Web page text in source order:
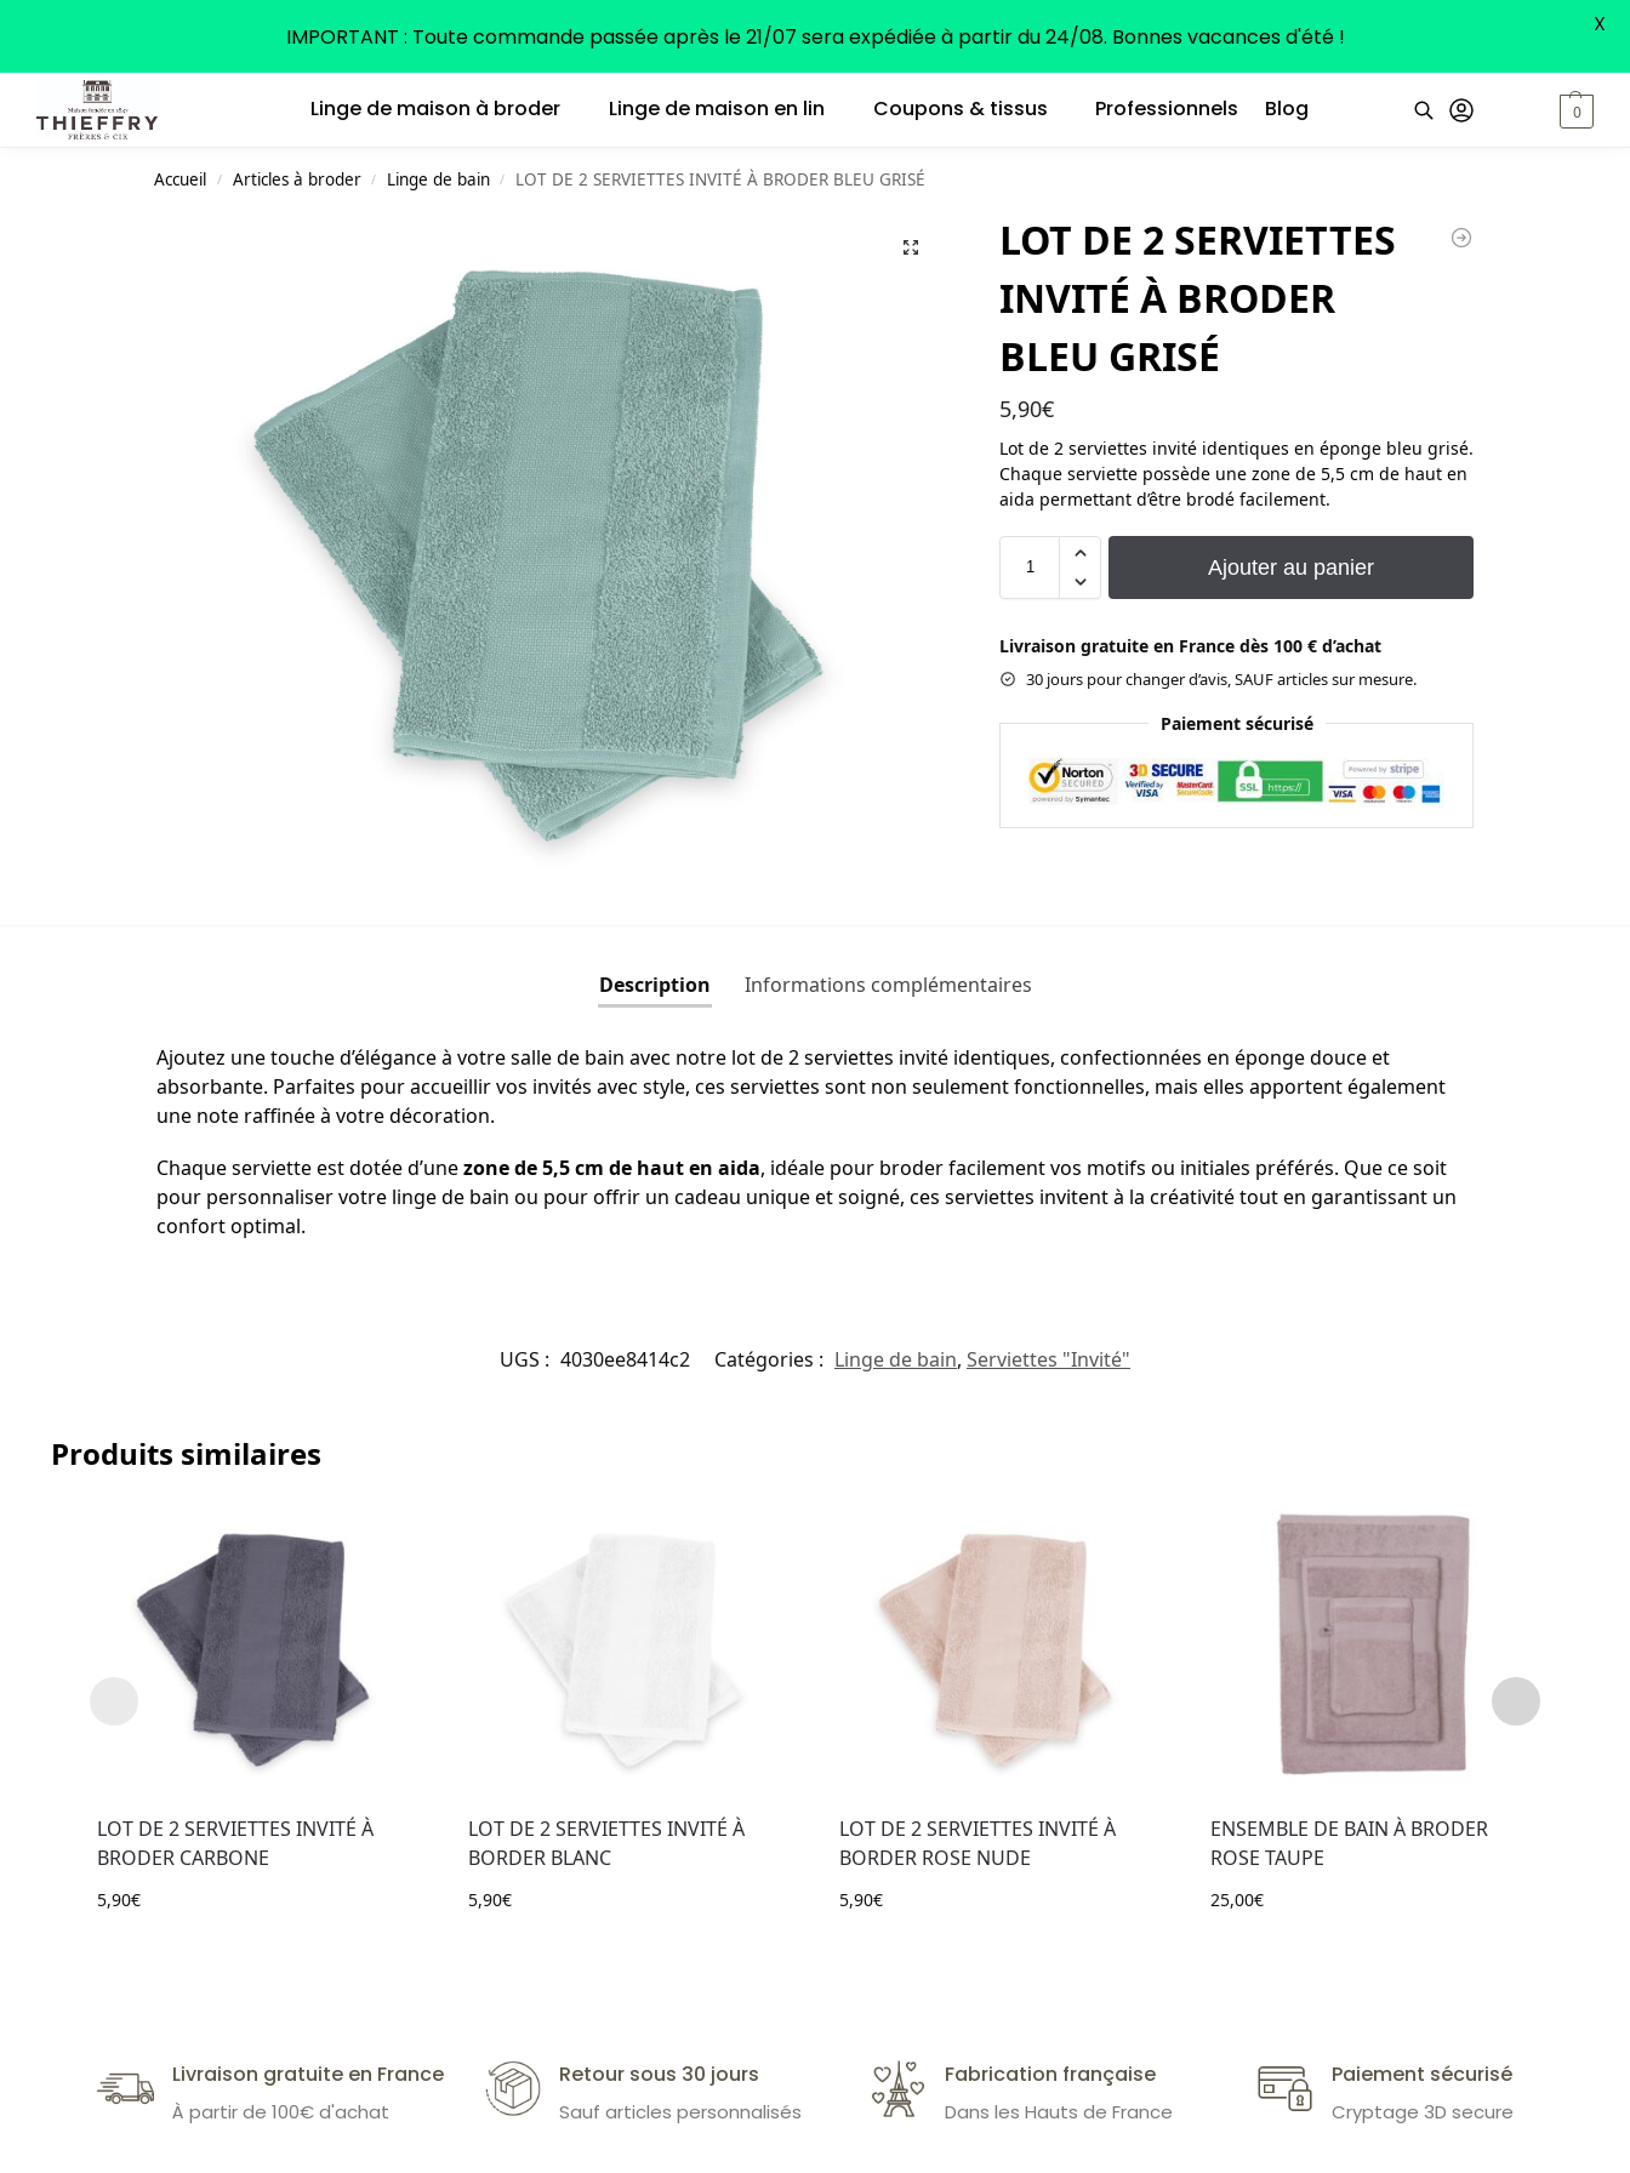
Linge de maison à broder Linge de maison en lin Coupons & tissus Professionnels Blog 0
Accueil / Articles à broder / Linge de bain / LOT DE 2 SERVIETTES INVITÉ À BRODER BLEU GRISÉ
LOT DE 2 SERVIETTES
INVITÉ À BRODER
BLEU GRISÉ
5,90€
Lot de 2 serviettes invité identiques en éponge bleu grisé.
Chaque serviette possède une zone de 5,5 cm de haut en
aida permettant d’être brodé facilement.
Ajouter au panier
Livraison gratuite en France dès 100 € d’achat
30 jours pour changer d’avis, SAUF articles sur mesure.
Paiement sécurisé
Description Informations complémentaires
Ajoutez une touche d’élégance à votre salle de bain avec notre lot de 2 serviettes invité identiques, confectionnées en éponge douce et
absorbante. Parfaites pour accueillir vos invités avec style, ces serviettes sont non seulement fonctionnelles, mais elles apportent également
une note raffinée à votre décoration.
Chaque serviette est dotée d’unezone de 5,5 cm de haut en aida, idéale pour broder facilement vos motifs ou initiales préférés. Que ce soit
pour personnaliser votre linge de bain ou pour offrir un cadeau unique et soigné, ces serviettes invitent à la créativité tout en garantissant un
confort optimal.
UGS : 4030ee8414c2 Catégories : Linge de bain, Serviettes "Invité"
Produits similaires
LOT DE 2 SERVIETTES INVITÉ À
BRODER CARBONE
5,90€
LOT DE 2 SERVIETTES INVITÉ À
BORDER BLANC
5,90€
LOT DE 2 SERVIETTES INVITÉ À
BORDER ROSE NUDE
5,90€
ENSEMBLE DE BAIN À BRODER
ROSE TAUPE
25,00€
Livraison gratuite en France
À partir de 100€ d'achat
Retour sous 30 jours
Sauf articles personnalisés
Fabrication française
Dans les Hauts de France
Paiement sécurisé
Cryptage 3D secure
IMPORTANT : Toute commande passée après le 21/07 sera expédiée à partir du 24/08. Bonnes vacances d'été ! X